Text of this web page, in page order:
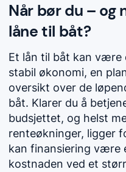
Når bør du – og
låne til båt?
Et lån til båt kan være
stabil økonomi, en
oversikt over de
båt. Klarer du å
budsjettet, og helst
renteøkninger, ligger
kan finansiering være
kostnaden ved et